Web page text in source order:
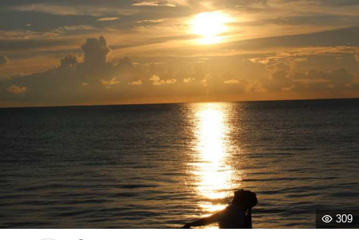
309